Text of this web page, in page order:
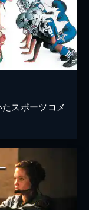
スポーツコメ